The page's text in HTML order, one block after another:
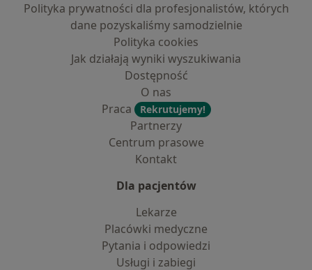
Polityka prywatności dla profesjonalistów, których
dane pozyskaliśmy samodzielnie
Polityka cookies
Jak działają wyniki wyszukiwania
Dostępność
O nas
Praca
Rekrutujemy!
Partnerzy
Centrum prasowe
Kontakt
Dla pacjentów
Lekarze
Placówki medyczne
Pytania i odpowiedzi
Usługi i zabiegi